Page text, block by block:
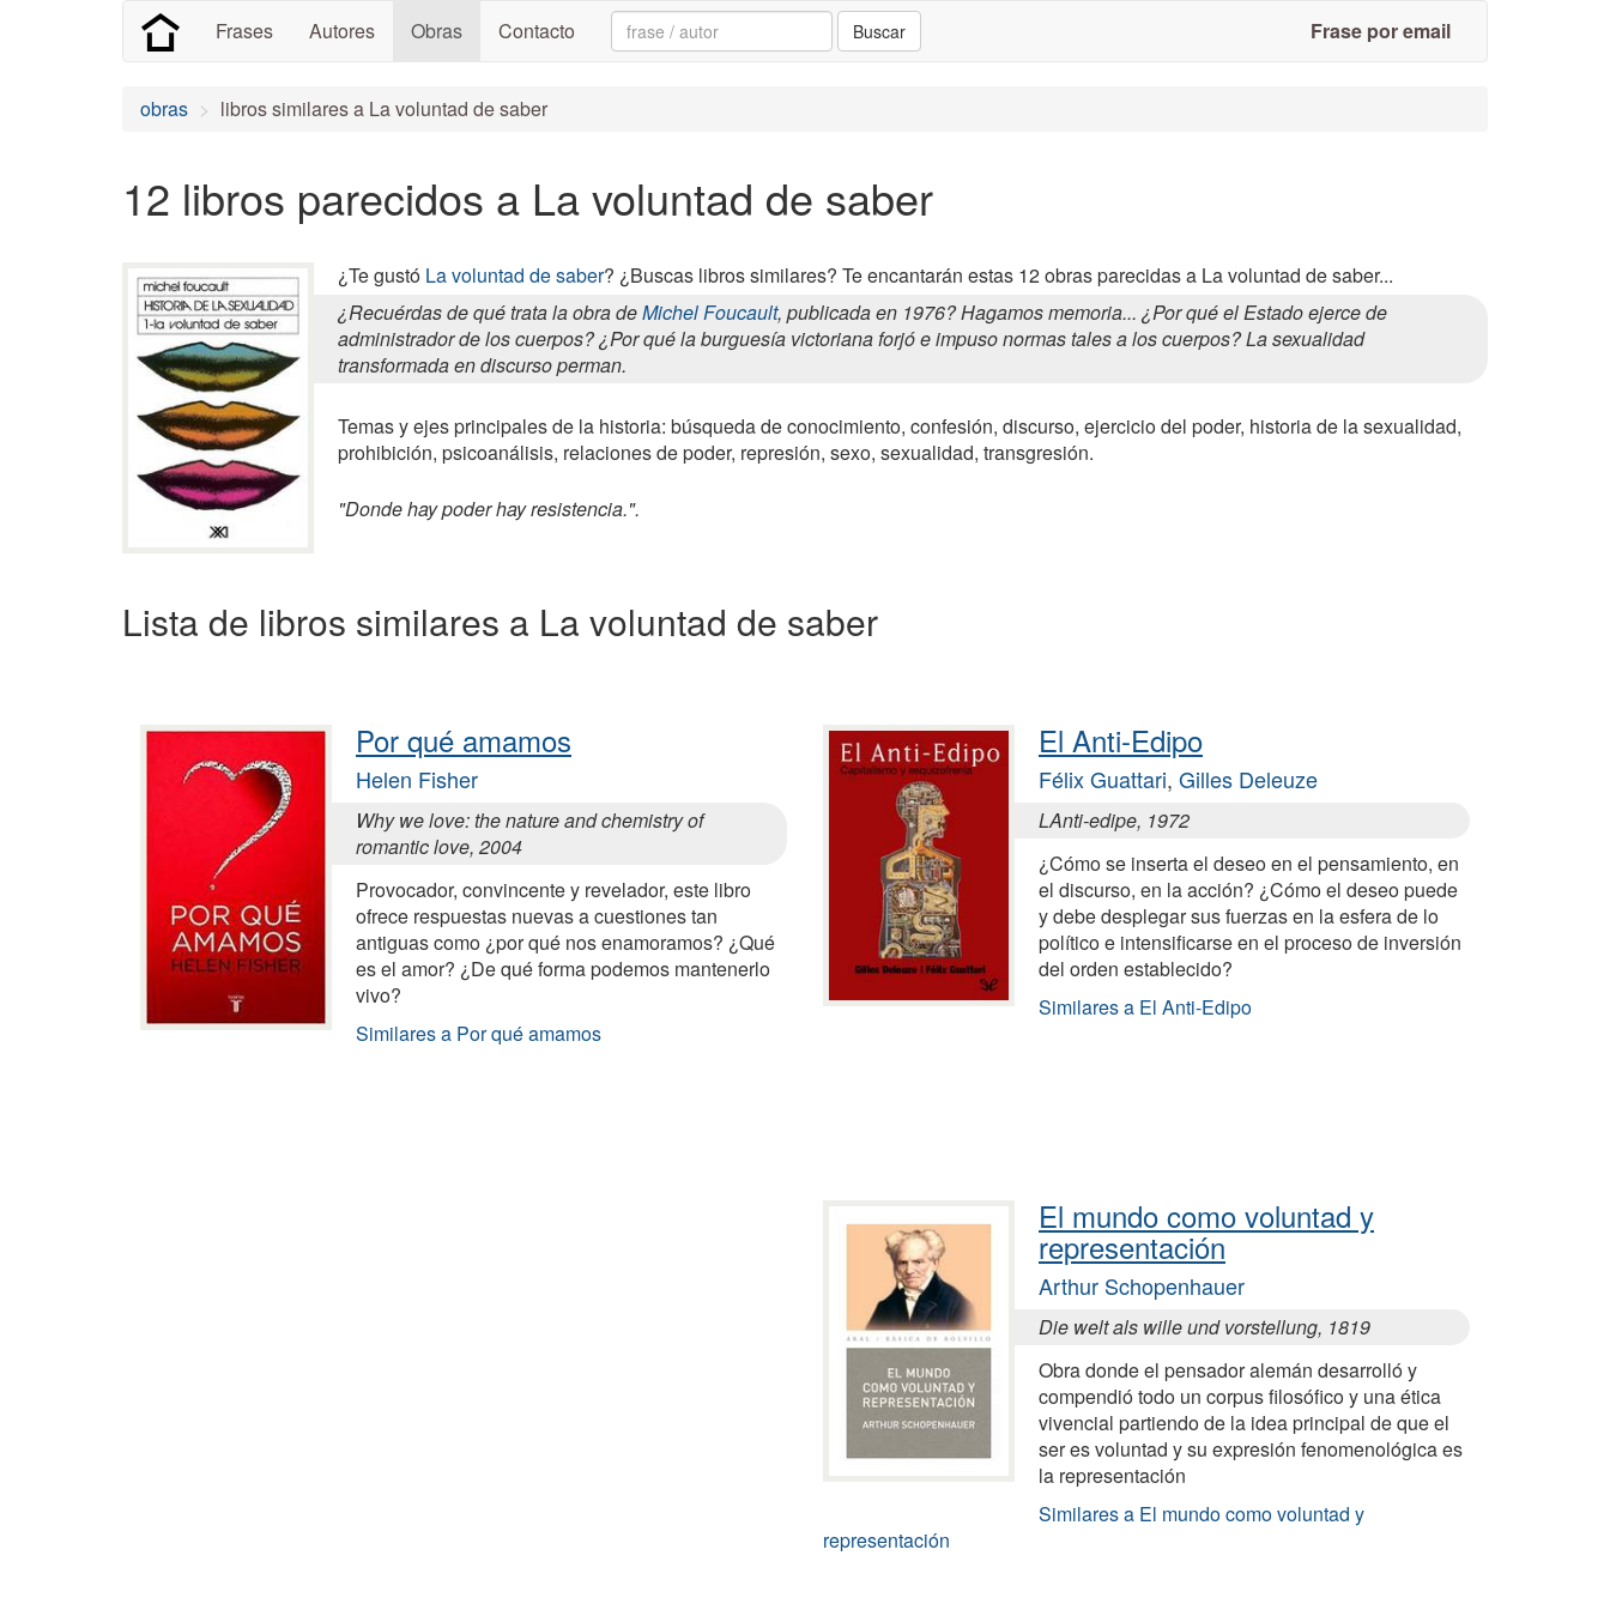
Frases Autores Obras Contacto Search: Buscar Frase por email
obras libros similares a La voluntad de saber
12 libros parecidos a La voluntad de saber
¿Te gustó La voluntad de saber? ¿Buscas libros similares? Te encantarán estas 12 obras parecidas a La voluntad de saber...
¿Recuérdas de qué trata la obra deMichel Foucault, publicada en 1976? Hagamos memoria... ¿Por qué el Estado ejerce de
administrador de los cuerpos? ¿Por qué la burguesía victoriana forjó e impuso normas tales a los cuerpos? La sexualidad
transformada en discurso perman.
Temas y ejes principales de la historia: búsqueda de conocimiento, confesión, discurso, ejercicio del poder, historia de la sexualidad,
prohibición, psicoanálisis, relaciones de poder, represión, sexo, sexualidad, transgresión.
"Donde hay poder hay resistencia.".
Lista de libros similares a La voluntad de saber
Por qué amamos
Helen Fisher
Why we love: the nature and chemistry of
romantic love, 2004
Provocador, convincente y revelador, este libro
ofrece respuestas nuevas a cuestiones tan
antiguas como ¿por qué nos enamoramos? ¿Qué
es el amor? ¿De qué forma podemos mantenerlo
vivo?
Similares a Por qué amamos
El Anti-Edipo
Félix Guattari, Gilles Deleuze
LAnti-edipe, 1972
¿Cómo se inserta el deseo en el pensamiento, en
el discurso, en la acción? ¿Cómo el deseo puede
y debe desplegar sus fuerzas en la esfera de lo
político e intensificarse en el proceso de inversión
del orden establecido?
Similares a El Anti-Edipo
El mundo como voluntad y
representación
Arthur Schopenhauer
Die welt als wille und vorstellung, 1819
Obra donde el pensador alemán desarrolló y
compendió todo un corpus filosófico y una ética
vivencial partiendo de la idea principal de que el
ser es voluntad y su expresión fenomenológica es
la representación
Similares a El mundo como voluntad y
representación